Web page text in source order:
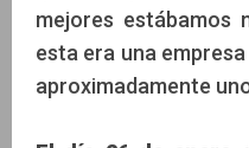
mejores estábamos
esta era una
aproximadamente